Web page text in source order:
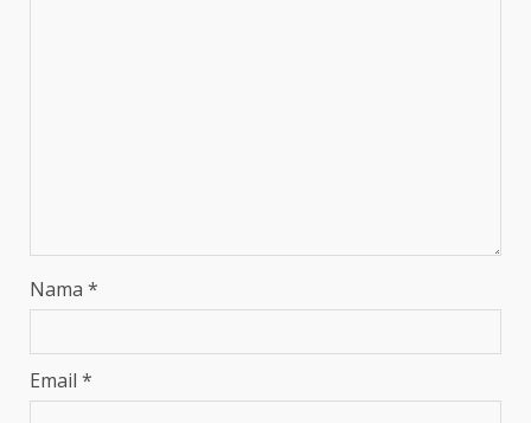
Nama *
Email *